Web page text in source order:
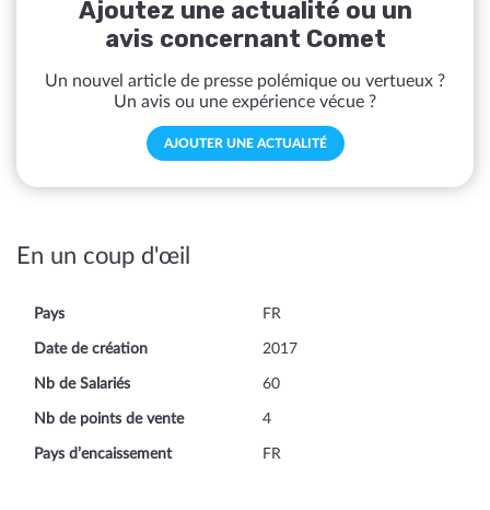
Ajoutez une actualité ou un
avis concernant Comet
Un nouvel article de presse polémique ou vertueux ?
Un avis ou une expérience vécue ?
AJOUTER UNE ACTUALITÉ
En un coup d'œil
Pays FR
Date de création 2017
Nb de Salariés 60
Nb de points de vente 4
Pays d’encaissement FR